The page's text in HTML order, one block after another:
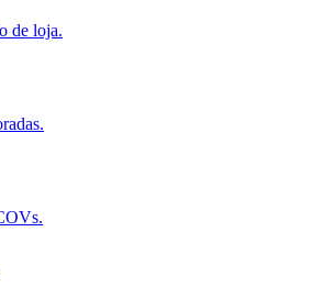
de loja.